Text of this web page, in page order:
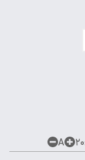
A